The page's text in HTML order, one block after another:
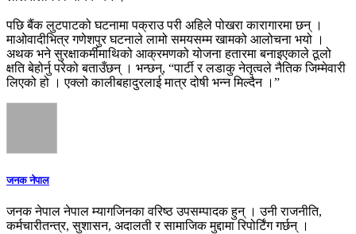
पछि बैंक लुटपाटको घटनामा पक्राउ परी अहिले पोखरा कारागारमा छन् ।
माओवादीभित्र गणेशपुर घटनाले लामो समयसम्म खामको आलोचना भयो ।
अथक भने सुरक्षाकर्मीमाथिको आक्रमणको योजना हतारमा बनाइएकाले ठूलो
क्षति बेहोर्नु परेको बताउँछन् । भन्छन्, “पार्टी र लडाकु नेतृत्वले नैतिक जिम्मेवारी
लिएको हो । एक्लो कालीबहादुरलाई मात्र दोषी भन्‍न मिल्दैन ।”
जनक नेपाल
जनक नेपाल नेपाल म्यागजिनका वरिष्ठ उपसम्पादक हुन् । उनी राजनीति,
कर्मचारीतन्त्र, सुशासन, अदालती र सामाजिक मुद्दामा रिपोर्टिंग गर्छन् ।